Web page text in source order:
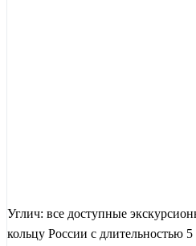
Углич: все доступные
кольцу России с длительностью